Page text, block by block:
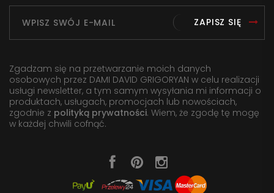
ZAPISZ SIĘ
Zgadzam się na przetwarzanie moich danych
osobowych przez DAMI DAVID GRIGORYAN w celu realizacji
usługi newsletter, a tym samym wysyłania mi informacji o
produktach, usługach, promocjach lub nowościach,
zgodnie z polityką prywatności. Wiem, że zgodę tę mogę
w każdej chwili cofnąć.